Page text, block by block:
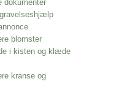
dokumenter
blomster
i kisten og klæde
kranse og